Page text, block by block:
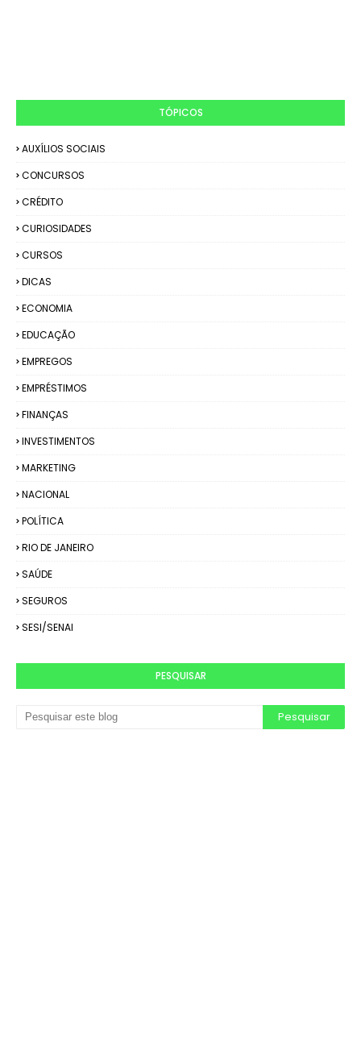
TÓPICOS
AUXÍLIOS SOCIAIS
CONCURSOS
CRÉDITO
CURIOSIDADES
CURSOS
DICAS
ECONOMIA
EDUCAÇÃO
EMPREGOS
EMPRÉSTIMOS
FINANÇAS
INVESTIMENTOS
MARKETING
NACIONAL
POLÍTICA
RIO DE JANEIRO
SAÚDE
SEGUROS
SESI/SENAI
PESQUISAR